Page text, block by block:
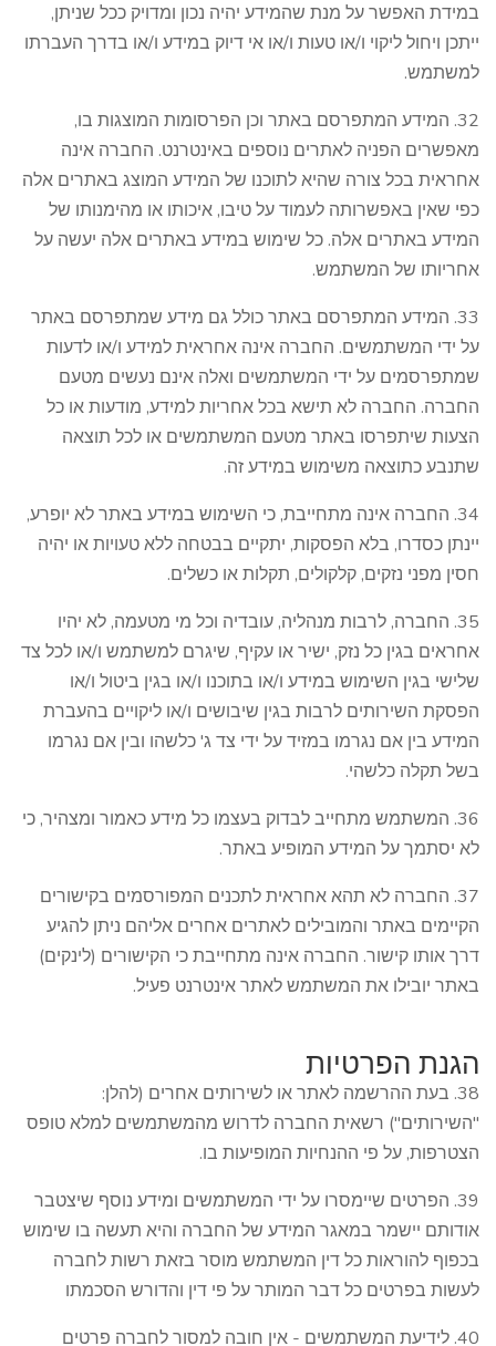
במידת האפשר על מנת שהמידע יהיה נכון ומדויק ככל שניתן,
ייתכן ויחול ליקוי ו/או טעות ו/או אי דיוק במידע ו/או בדרך העברתו
למשתמש.
32. המידע המתפרסם באתר וכן הפרסומות המוצגות בו,
מאפשרים הפניה לאתרים נוספים באינטרנט. החברה אינה
אחראית בכל צורה שהיא לתוכנו של המידע המוצג באתרים אלה
כפי שאין באפשרותה לעמוד על טיבו, איכותו או מהימנותו של
המידע באתרים אלה. כל שימוש במידע באתרים אלה יעשה על
אחריותו של המשתמש.
33. המידע המתפרסם באתר כולל גם מידע שמתפרסם באתר
על ידי המשתמשים. החברה אינה אחראית למידע ו/או לדעות
שמתפרסמים על ידי המשתמשים ואלה אינם נעשים מטעם
החברה. החברה לא תישא בכל אחריות למידע, מודעות או כל
הצעות שיתפרסו באתר מטעם המשתמשים או לכל תוצאה
שתנבע כתוצאה משימוש במידע זה.
34. החברה אינה מתחייבת, כי השימוש במידע באתר לא יופרע,
יינתן כסדרו, בלא הפסקות, יתקיים בבטחה ללא טעויות או יהיה
חסין מפני נזקים, קלקולים, תקלות או כשלים.
35. החברה, לרבות מנהליה, עובדיה וכל מי מטעמה, לא יהיו
אחראים בגין כל נזק, ישיר או עקיף, שיגרם למשתמש ו/או לכל צד
שלישי בגין השימוש במידע ו/או בתוכנו ו/או בגין ביטול ו/או
הפסקת השירותים לרבות בגין שיבושים ו/או ליקויים בהעברת
המידע בין אם נגרמו במזיד על ידי צד ג' כלשהו ובין אם נגרמו
בשל תקלה כלשהי.
36. המשתמש מתחייב לבדוק בעצמו כל מידע כאמור ומצהיר, כי
לא יסתמך על המידע המופיע באתר.
37. החברה לא תהא אחראית לתכנים המפורסמים בקישורים
הקיימים באתר והמובילים לאתרים אחרים אליהם ניתן להגיע
דרך אותו קישור. החברה אינה מתחייבת כי הקישורים (לינקים)
באתר יובילו את המשתמש לאתר אינטרנט פעיל.
הגנת הפרטיות
38. בעת ההרשמה לאתר או לשירותים אחרים (להלן:
"השירותים") רשאית החברה לדרוש מהמשתמשים למלא טופס
הצטרפות, על פי ההנחיות המופיעות בו.
39. הפרטים שיימסרו על ידי המשתמשים ומידע נוסף שיצטבר
אודותם יישמר במאגר המידע של החברה והיא תעשה בו שימוש
בכפוף להוראות כל דין המשתמש מוסר בזאת רשות לחברה
לעשות בפרטים כל דבר המותר על פי דין והדורש הסכמתו
40. לידיעת המשתמשים - אין חובה למסור לחברה פרטים